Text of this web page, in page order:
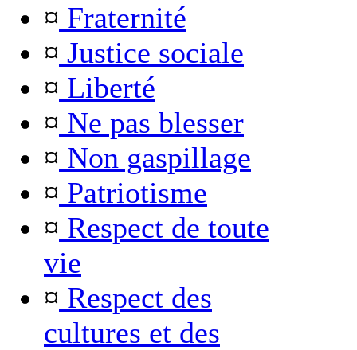
¤ Fraternité
¤ Justice sociale
¤ Liberté
¤ Ne pas blesser
¤ Non gaspillage
¤ Patriotisme
¤ Respect de toute
vie
¤ Respect des
cultures et des